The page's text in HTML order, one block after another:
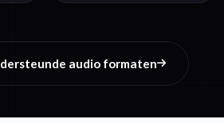
audio formaten